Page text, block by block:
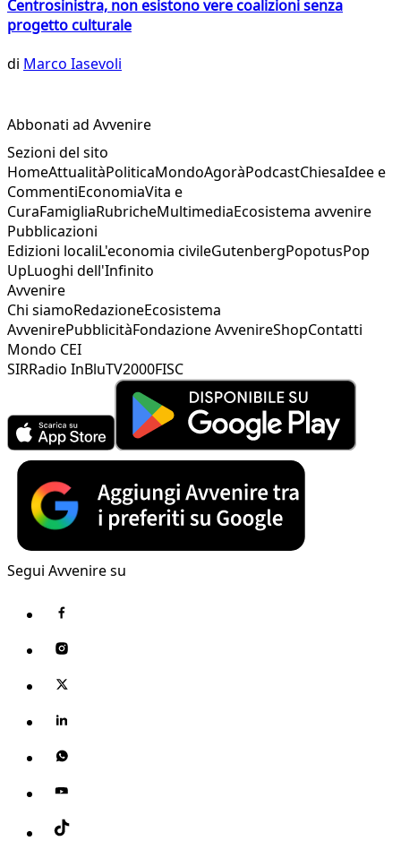
Centrosinistra, non esistono vere coalizioni senza
progetto culturale
di Marco Iasevoli
Abbonati ad Avvenire
Sezioni del sito
HomeAttualitàPoliticaMondoAgoràPodcastChiesaIdee e
CommentiEconomiaVita e
CuraFamigliaRubricheMultimediaEcosistema avvenire
Pubblicazioni
Edizioni localiL'economia civileGutenbergPopotusPop
UpLuoghi dell'Infinito
Avvenire
Chi siamoRedazioneEcosistema
AvvenirePubblicitàFondazione AvvenireShopContatti
Mondo CEI
SIRRadio InBluTV2000FISC
Segui Avvenire su